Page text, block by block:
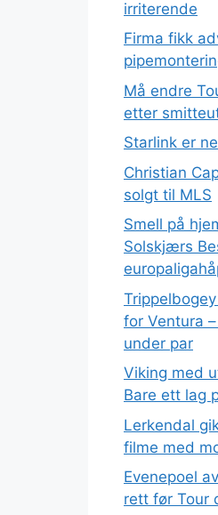
irriterende
Firma fikk
Må endre
etter
Starlink er
Christian
solgt til MLS
Smell på
Solskjærs
for Ventura
under par
Viking med
Bare ett lag
Lerkendal
filme med
Evenepoel
rett før Tour